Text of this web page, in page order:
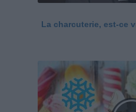
La charcuterie, est-ce